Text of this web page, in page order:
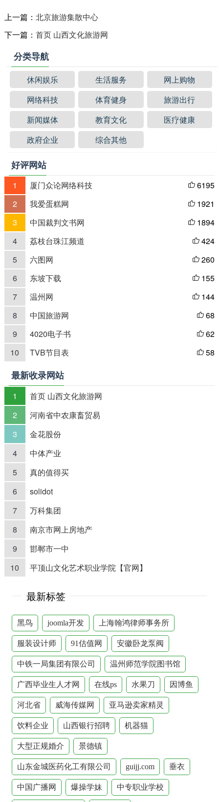
上一篇： 北京旅游集散中心
下一篇： 首页 山西文化旅游网
分类导航
休闲娱乐 生活服务
网上购物
网络科技
体育健身
旅游出行
新闻媒体
教育文化
医疗健康
政府企业
综合其他
好评网站
1 厦门众论网络科技  6195
2
我爱蛋糕网  1921
3
中国裁判文书网  1894
4
荔枝台珠江频道  424
5
六图网  260
6
东坡下载  155
7
温州网  144
8
中国旅游网  68
9
4020电子书  62
10
TVB节目表  58
最新收录网站
1
首页 山西文化旅游网
2
河南省中农康畜贸易
3
金花股份
4
中体产业
5
真的值得买
6
solidot
7
万科集团
8
南京市网上房地产
9
邯郸市一中
10
平顶山文化艺术职业学院【官网】
最新标签
黑鸟 joomla开发 上海翰鸿律师事务所
服装设计师 91估值网 安徽卧龙泵阀
中铁一局集团有限公司 温州师范学院图书馆
广西毕业生人才网 在线ps 水果刀 因博鱼
河北省 威海传媒网 亚马逊卖家精灵
饮料企业 山西银行招聘 机器猫
大型正规婚介 景德镇
山东金城医药化工有限公司 guijj.com 垂衣
中国广播网 爆操学妹 中专职业学校